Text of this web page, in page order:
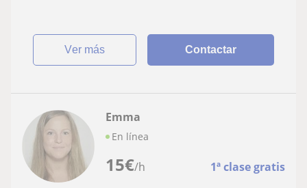
ver más Contactar
15€/h 1ª clase gratis
Emma
En línea